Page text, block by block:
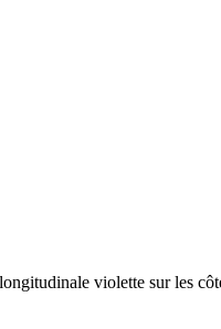
violette sur les